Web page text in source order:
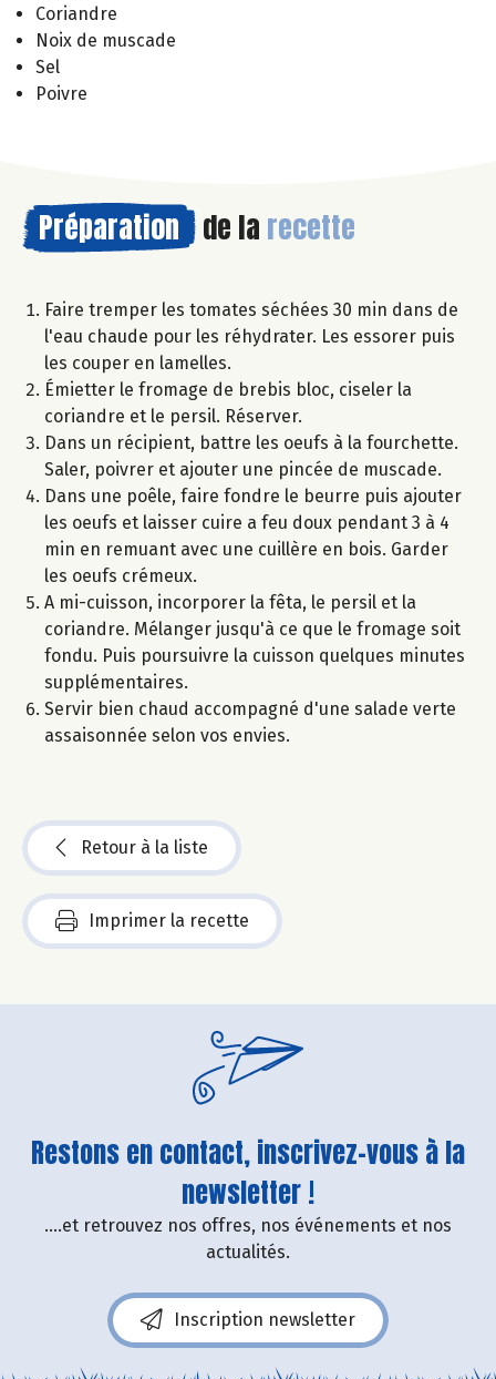
Coriandre
Noix de muscade
Sel
Poivre
Préparation de la recette
Faire tremper les tomates séchées 30 min dans de
l'eau chaude pour les réhydrater. Les essorer puis
les couper en lamelles.
Émietter le fromage de brebis bloc, ciseler la
coriandre et le persil. Réserver.
Dans un récipient, battre les oeufs à la fourchette.
Saler, poivrer et ajouter une pincée de muscade.
Dans une poêle, faire fondre le beurre puis ajouter
les oeufs et laisser cuire a feu doux pendant 3 à 4
min en remuant avec une cuillère en bois. Garder
les oeufs crémeux.
A mi-cuisson, incorporer la fêta, le persil et la
coriandre. Mélanger jusqu'à ce que le fromage soit
fondu. Puis poursuivre la cuisson quelques minutes
supplémentaires.
Servir bien chaud accompagné d'une salade verte
assaisonnée selon vos envies.
Retour à la liste
Imprimer la recette
Restons en contact, inscrivez-vous à la
newsletter !
....et retrouvez nos offres, nos événements et nos
actualités.
Inscription newsletter